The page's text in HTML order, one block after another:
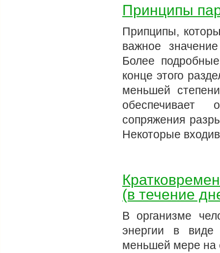
Принципы
Припципы,
важное
Более
конце этого
меньшей
обеспечивает
сопряжения
Некоторые
(в течение
В организме
энергии в виде
меньшей мере на